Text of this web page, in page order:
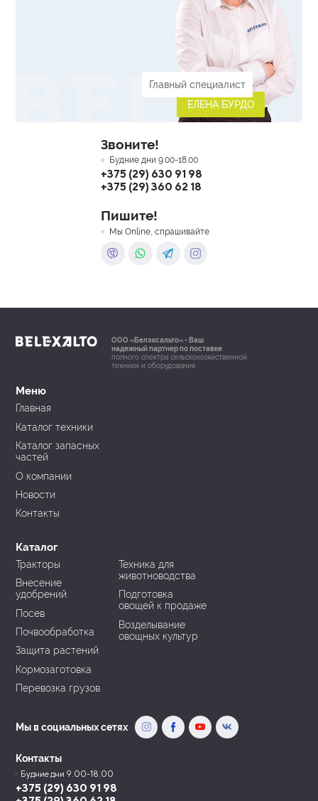
Звоните!
Будние дни 9.00-18.00
+375 (29) 630 91 98
+375 (29) 360 62 18
Пишите!
Мы Online, спрашивайте
Главный специалист
ЕЛЕНА БУРДО
ООО «Белэксальто» - Ваш
надежный партнер по поставке
полного спектра сельскохозяйственной
техники и оборудования.
Меню
Главная
Каталог техники
Каталог запасных
частей
О компании
Новости
Контакты
Каталог
Тракторы
Внесение
удобрений
Посев
Почвообработка
Защита растений
Кормозаготовка
Перевозка грузов
Техника для
животноводства
Подготовка
овощей к продаже
Возделывание
овощных культур
Мы в социальных сетях
Контакты
Будние дни 9.00-18.00
+375 (29) 630 91 98